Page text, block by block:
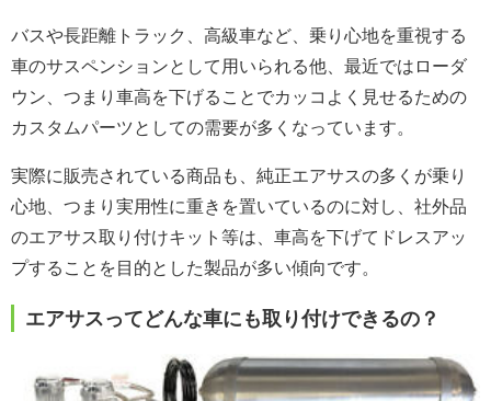
バスや長距離トラック、高級車など、乗り心地を重視する
車のサスペンションとして用いられる他、最近ではローダ
ウン、つまり車高を下げることでカッコよく見せるための
カスタムパーツとしての需要が多くなっています。
実際に販売されている商品も、純正エアサスの多くが乗り
心地、つまり実用性に重きを置いているのに対し、社外品
のエアサス取り付けキット等は、車高を下げてドレスアッ
プすることを目的とした製品が多い傾向です。
エアサスってどんな車にも取り付けできるの？